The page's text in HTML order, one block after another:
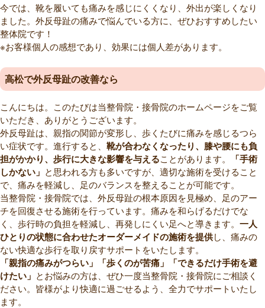
今では、靴を履いても痛みを感じにくくなり、外出が楽しくなり
ました。外反母趾の痛みで悩んでいる方に、ぜひおすすめしたい
整体院です！
※お客様個人の感想であり、効果には個人差があります。
高松で外反母趾の改善なら
こんにちは。このたびは当整骨院・接骨院のホームページをご覧
いただき、ありがとうございます。
外反母趾は、親指の関節が変形し、歩くたびに痛みを感じるつら
い症状です。進行すると、 靴が合わなくなったり、膝や腰にも負
担がかかり、歩行に大きな影響を与えることがあります。
「手術
しかない」 と思われる方も多いですが、適切な施術を受けること
で、痛みを軽減し、足のバランスを整えることが可能です。
当整骨院・接骨院では、外反母趾の根本原因を見極め、足のアー
チを回復させる施術を行っています。痛みを和らげるだけでな
く、歩行時の負担を軽減し、再発しにくい足へと導きます。 一人
ひとりの状態に合わせたオーダーメイドの施術を提供し、痛みの
ない快適な歩行を取り戻すサポートをいたします。
「親指の痛みがつらい」「歩くのが苦痛」「できるだけ手術を避
けたい」 とお悩みの方は、ぜひ一度当整骨院・接骨院にご相談く
ださい。皆様がより快適に過ごせるよう、全力でサポートいたし
ます。